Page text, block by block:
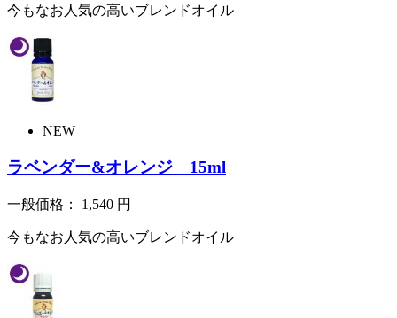
今もなお人気の高いブレンドオイル
NEW
ラベンダー&オレンジ 15ml
一般価格： 1,540 円
今もなお人気の高いブレンドオイル